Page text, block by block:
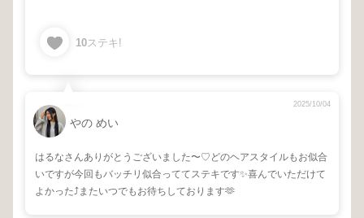
10ステキ!
やの めい
2025/10/04
はるなさんありがとうございました〜♡どのヘアスタイルもお似合
いですが今回もバッチリ似合っててステキです✨喜んでいただけて
よかった⤴︎またいつでもお待ちしております🫶